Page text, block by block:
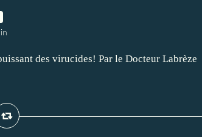
des virucides! Par le Docteur Labrèze